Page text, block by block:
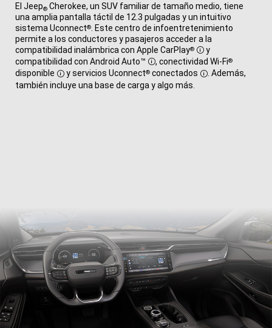
El Jeep® Cherokee, un SUV familiar de tamaño medio, tiene
una amplia pantalla táctil de 12.3 pulgadas y un intuitivo
sistema Uconnect®
. Este centro de infoentretenimiento
permite a los conductores y pasajeros acceder a la
compatibilidad inalámbrica con Apple CarPlay®
Disclosure
y
compatibilidad con Android Auto™
Disclosure
, conectividad Wi-Fi®
disponible
Disclosure
y servicios Uconnect® conectados
Disclosure
. Además,
también incluye una base de carga y algo más.